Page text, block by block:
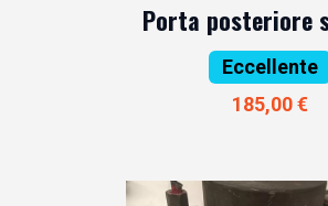
Porta posteriore
Eccellente
185,00 €